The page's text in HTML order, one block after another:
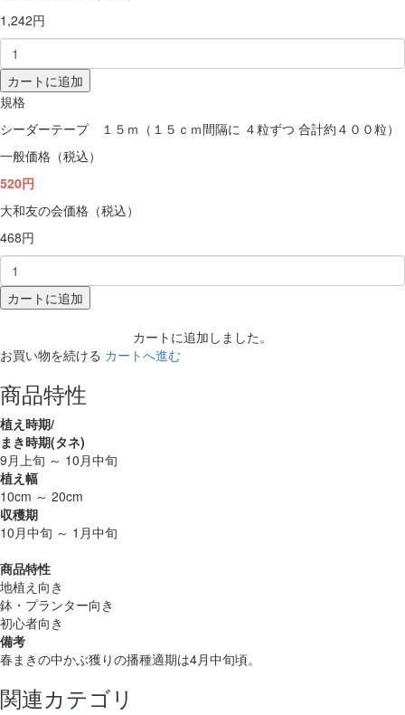
1,242円
カートに追加
規格
シーダーテープ １５ｍ（１５ｃｍ間隔に ４粒ずつ 合計約４００粒）
一般価格（税込）
520円
大和友の会価格（税込）
468円
カートに追加
カートに追加しました。
お買い物を続ける カートへ進む
商品特性
植え時期/
まき時期(タネ)
9月上旬 ～ 10月中旬
植え幅
10cm ～ 20cm
収穫期
10月中旬 ～ 1月中旬
商品特性
地植え向き
鉢・プランター向き
初心者向き
備考
春まきの中かぶ獲りの播種適期は4月中旬頃。
関連カテゴリ